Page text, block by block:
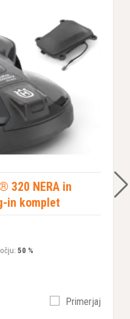
320 NERA in
in komplet
50 %
Primerjaj